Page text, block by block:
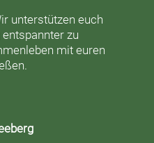
unterstützen euch
zu
mit euren